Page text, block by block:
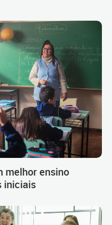
melhor ensino
iniciais